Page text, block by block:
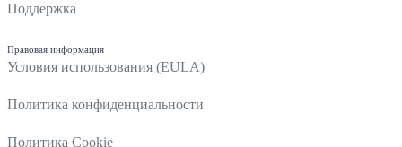
Поддержка
Правовая информация
Условия использования (EULA)
Политика конфиденциальности
Политика Cookie